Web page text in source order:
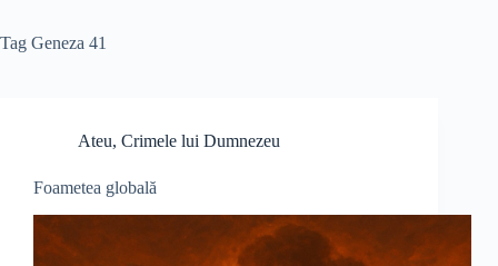
Tag Geneza 41
Ateu, Crimele lui Dumnezeu
Foametea globală